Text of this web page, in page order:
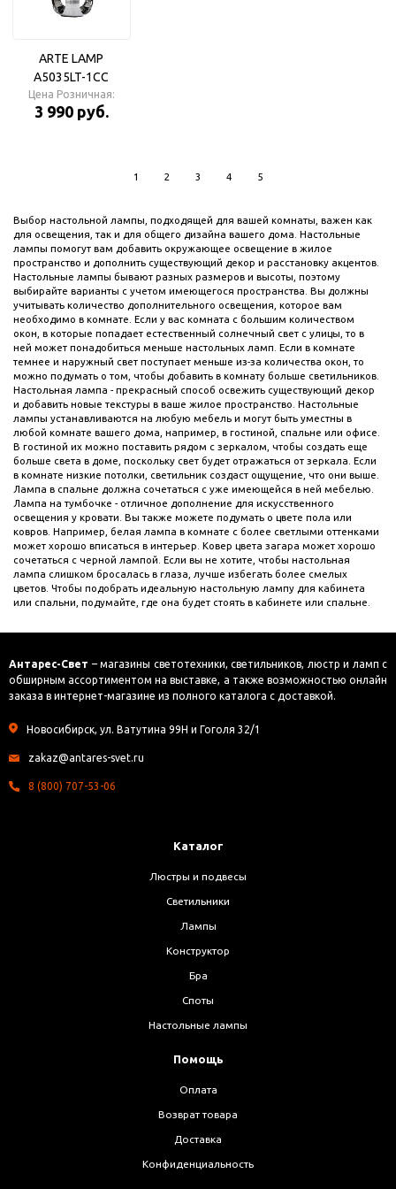
ARTE LAMP
A5035LT-1CC
ZAURAK Настольная
лампа
Цена Розничная:
3 990 руб.
1 2 3 4 5
Выбор настольной лампы, подходящей для вашей комнаты, важен как
для освещения, так и для общего дизайна вашего дома. Настольные
лампы помогут вам добавить окружающее освещение в жилое
пространство и дополнить существующий декор и расстановку акцентов.
Настольные лампы бывают разных размеров и высоты, поэтому
выбирайте варианты с учетом имеющегося пространства. Вы должны
учитывать количество дополнительного освещения, которое вам
необходимо в комнате. Если у вас комната с большим количеством
окон, в которые попадает естественный солнечный свет с улицы, то в
ней может понадобиться меньше настольных ламп. Если в комнате
темнее и наружный свет поступает меньше из-за количества окон, то
можно подумать о том, чтобы добавить в комнату больше светильников.
Настольная лампа - прекрасный способ освежить существующий декор
и добавить новые текстуры в ваше жилое пространство. Настольные
лампы устанавливаются на любую мебель и могут быть уместны в
любой комнате вашего дома, например, в гостиной, спальне или офисе.
В гостиной их можно поставить рядом с зеркалом, чтобы создать еще
больше света в доме, поскольку свет будет отражаться от зеркала. Если
в комнате низкие потолки, светильник создаст ощущение, что они выше.
Лампа в спальне должна сочетаться с уже имеющейся в ней мебелью.
Лампа на тумбочке - отличное дополнение для искусственного
освещения у кровати. Вы также можете подумать о цвете пола или
ковров. Например, белая лампа в комнате с более светлыми оттенками
может хорошо вписаться в интерьер. Ковер цвета загара может хорошо
сочетаться с черной лампой. Если вы не хотите, чтобы настольная
лампа слишком бросалась в глаза, лучше избегать более смелых
цветов. Чтобы подобрать идеальную настольную лампу для кабинета
или спальни, подумайте, где она будет стоять в кабинете или спальне.
Антарес-Свет – магазины светотехники, светильников, люстр и ламп с
обширным ассортиментом на выставке, а также возможностью онлайн
заказа в интернет-магазине из полного каталога с доставкой.
Новосибирск, ул. Ватутина 99Н и Гоголя 32/1
zakaz@antares-svet.ru
8 (800) 707-53-06
Каталог
Люстры и подвесы
Светильники
Лампы
Конструктор
Бра
Споты
Настольные лампы
Помощь
Оплата
Возврат товара
Доставка
Конфиденциальность